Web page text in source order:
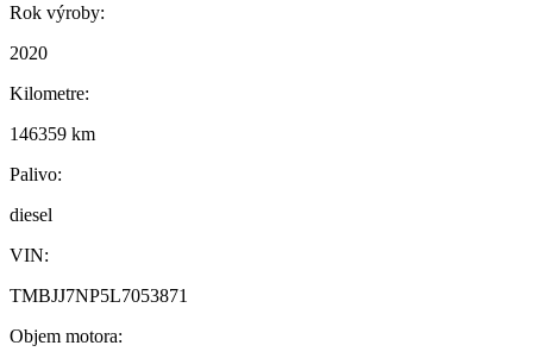
Rok výroby:
2020
Kilometre:
146359 km
Palivo:
diesel
VIN:
TMBJJ7NP5L7053871
Objem motora: